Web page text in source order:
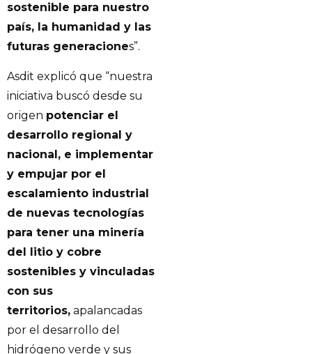
sostenible para nuestro
país, la humanidad y las
futuras generaciones”.
Asdit explicó que “nuestra
iniciativa buscó desde su
origen potenciar el
desarrollo regional y
nacional, e implementar
y empujar por el
escalamiento industrial
de nuevas tecnologías
para tener una minería
del litio y cobre
sostenibles y vinculadas
con sus
territorios, apalancadas
por el desarrollo del
hidrógeno verde y sus